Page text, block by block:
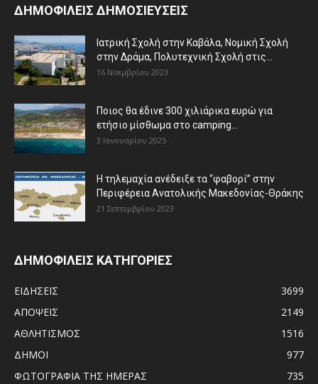
ΔΗΜΟΦΙΛΕΙΣ ΔΗΜΟΣΙΕΥΣΕΙΣ
Ιατρική Σχολή στην Καβάλα, Νομική Σχολή
στην Δράμα, Πολυτεχνική Σχολή στις...
16 Νοεμβρίου 2023
Ποιος θα έδινε 300 χιλιάρικα ευρώ για
ετήσιο μίσθωμα στο camping...
3 Ιανουαρίου 2025
Η τηλεμαχία ανέδειξε τα “φαβορί” στην
Περιφέρεια Ανατολικής Μακεδονίας-Θράκης
21 Σεπτεμβρίου 2023
ΔΗΜΟΦΙΛΕΙΣ ΚΑΤΗΓΟΡΙΕΣ
ΕΙΔΗΣΕΙΣ
3699
ΑΠΟΨΕΙΣ
2149
ΑΘΛΗΤΙΣΜΟΣ
1516
ΔΗΜΟΙ
977
ΦΩΤΟΓΡΑΦΙΑ ΤΗΣ ΗΜΕΡΑΣ
735